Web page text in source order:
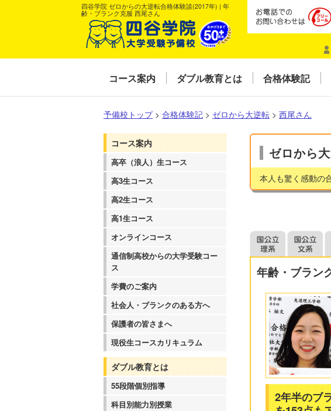
四谷学院 ゼロからの大逆転合格体験談(2017年) | 年
齢・ブランク克服 西尾さん
コース案内 ダブル教育とは 合格体験記
予備校トップ > 合格体験記 > ゼロから大逆転 > 西尾さん
コース案内
高卒（浪人）生コース
高3生コース
高2生コース
高1生コース
オンラインコース
通信制高校からの大学受験コー
ス
学費のご案内
社会人・ブランクのある方へ
保護者の皆さまへ
現役生コースカリキュラム
ダブル教育とは
55段階個別指導
科目別能力別授業
ゼロから
本人も驚く感動の
年齢・ブラン
2年半のブ